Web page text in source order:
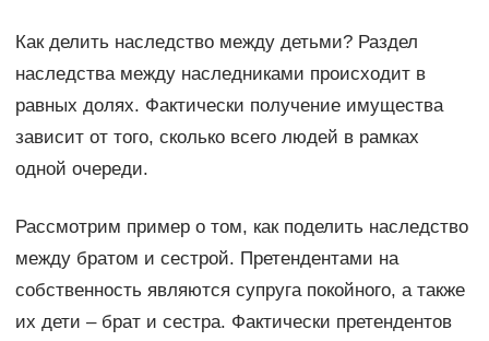
Как делить наследство между детьми? Раздел
наследства между наследниками происходит в
равных долях. Фактически получение имущества
зависит от того, сколько всего людей в рамках
одной очереди.
Рассмотрим пример о том, как поделить наследство
между братом и сестрой. Претендентами на
собственность являются супруга покойного, а также
их дети – брат и сестра. Фактически претендентов